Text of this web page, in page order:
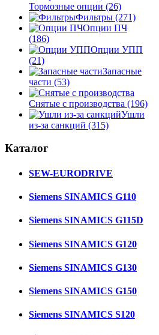
Тормозные опции (26)
Фильтры (271)
Опции ПЧ
(186)
Опции УПП
(21)
Запасные
части (53)
Снятые с производства (196)
Ушли
из-за санкций (315)
Каталог
SEW-EURODRIVE
Siemens SINAMICS G110
Siemens SINAMICS G115D
Siemens SINAMICS G120
Siemens SINAMICS G130
Siemens SINAMICS G150
Siemens SINAMICS S120